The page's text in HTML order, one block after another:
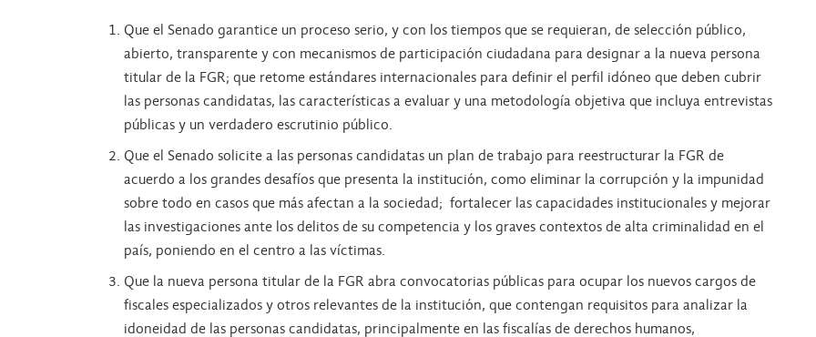
Que el Senado garantice un proceso serio, y con los tiempos que se requieran, de selección público,
abierto, transparente y con mecanismos de participación ciudadana para designar a la nueva persona
titular de la FGR; que retome estándares internacionales para definir el perfil idóneo que deben cubrir
las personas candidatas, las características a evaluar y una metodología objetiva que incluya entrevistas
públicas y un verdadero escrutinio público.
Que el Senado solicite a las personas candidatas un plan de trabajo para reestructurar la FGR de
acuerdo a los grandes desafíos que presenta la institución, como eliminar la corrupción y la impunidad
sobre todo en casos que más afectan a la sociedad; fortalecer las capacidades institucionales y mejorar
las investigaciones ante los delitos de su competencia y los graves contextos de alta criminalidad en el
país, poniendo en el centro a las víctimas.
Que la nueva persona titular de la FGR abra convocatorias públicas para ocupar los nuevos cargos de
fiscales especializados y otros relevantes de la institución, que contengan requisitos para analizar la
idoneidad de las personas candidatas, principalmente en las fiscalías de derechos humanos,